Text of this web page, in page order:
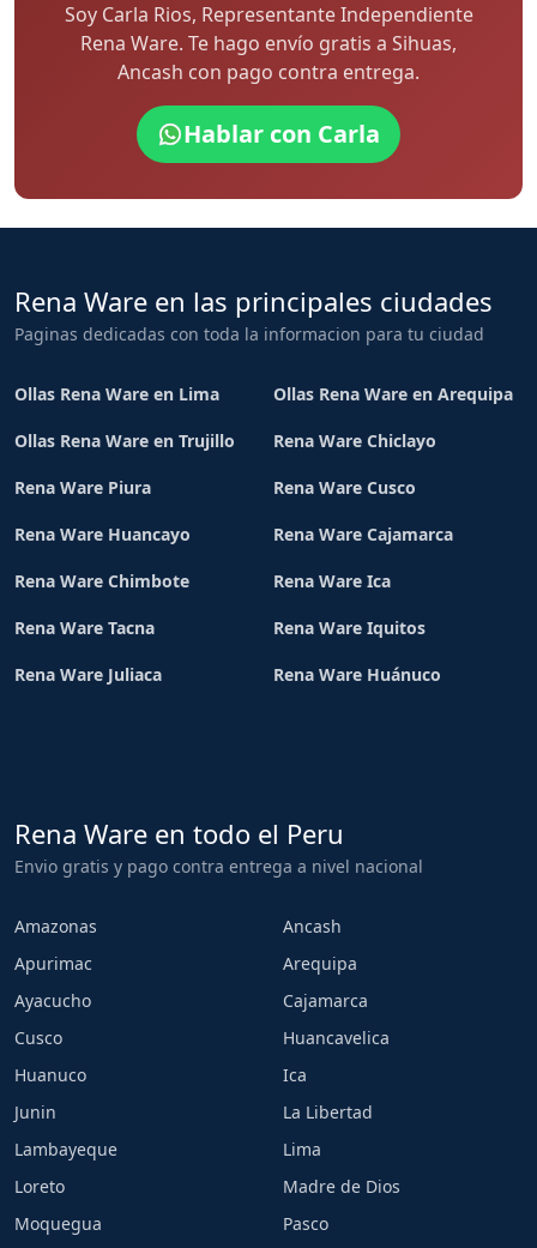
Soy Carla Rios, Representante Independiente
Rena Ware. Te hago envío gratis a Sihuas,
Ancash con pago contra entrega.
Hablar con Carla
Rena Ware en las principales ciudades
Paginas dedicadas con toda la informacion para tu ciudad
Ollas Rena Ware en Lima Ollas Rena Ware en Arequipa
Ollas Rena Ware en Trujillo Rena Ware Chiclayo
Rena Ware Piura Rena Ware Cusco
Rena Ware Huancayo Rena Ware Cajamarca
Rena Ware Chimbote Rena Ware Ica
Rena Ware Tacna Rena Ware Iquitos
Rena Ware Juliaca Rena Ware Huánuco
Rena Ware en todo el Peru
Envio gratis y pago contra entrega a nivel nacional
Amazonas
Ancash
Apurimac
Arequipa
Ayacucho
Cajamarca
Cusco
Huancavelica
Huanuco
Ica
Junin
La Libertad
Lambayeque
Lima
Loreto
Madre de Dios
Moquegua
Pasco